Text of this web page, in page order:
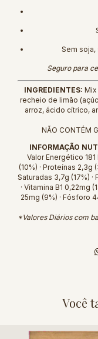
Sem soja,
Seguro para
INGREDIENTES: Mix
recheio de limão
arroz, ácido cítrico,
NÃO CONTÉM
INFORMAÇÃO
Valor Energético
(10%) · Proteínas 2,3g
Saturadas 3,7g (17%) ·
· Vitamina B1 0,22mg
25mg (9%) · Fósforo
*Valores Diários com
Você